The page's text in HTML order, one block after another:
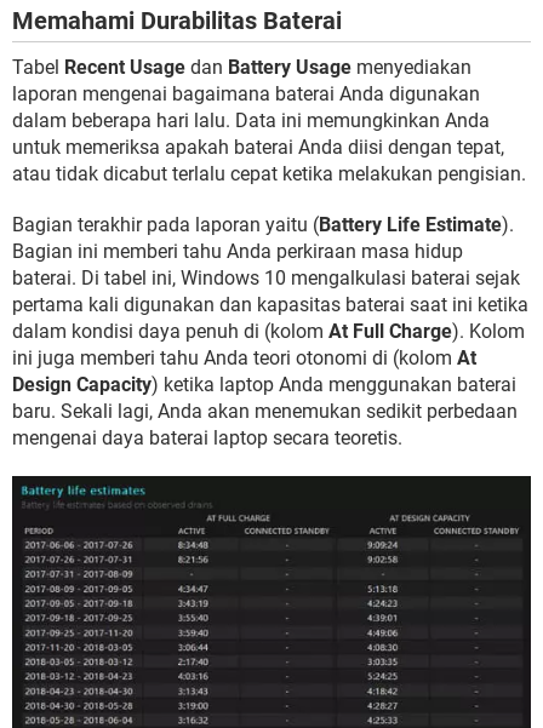
Memahami Durabilitas Baterai
Tabel Recent Usage dan Battery Usage menyediakan
laporan mengenai bagaimana baterai Anda digunakan
dalam beberapa hari lalu. Data ini memungkinkan Anda
untuk memeriksa apakah baterai Anda diisi dengan tepat,
atau tidak dicabut terlalu cepat ketika melakukan pengisian.
Bagian terakhir pada laporan yaitu (Battery Life Estimate).
Bagian ini memberi tahu Anda perkiraan masa hidup
baterai. Di tabel ini, Windows 10 mengalkulasi baterai sejak
pertama kali digunakan dan kapasitas baterai saat ini ketika
dalam kondisi daya penuh di (kolom At Full Charge). Kolom
ini juga memberi tahu Anda teori otonomi di (kolom At
Design Capacity) ketika laptop Anda menggunakan baterai
baru. Sekali lagi, Anda akan menemukan sedikit perbedaan
mengenai daya baterai laptop secara teoretis.